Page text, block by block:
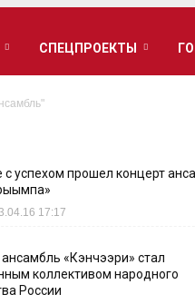
СПЕЦПРОЕКТЫ
с успехом прошел концерт
17:17
ансамбль «Кэнчээри» стал
коллективом народного
России